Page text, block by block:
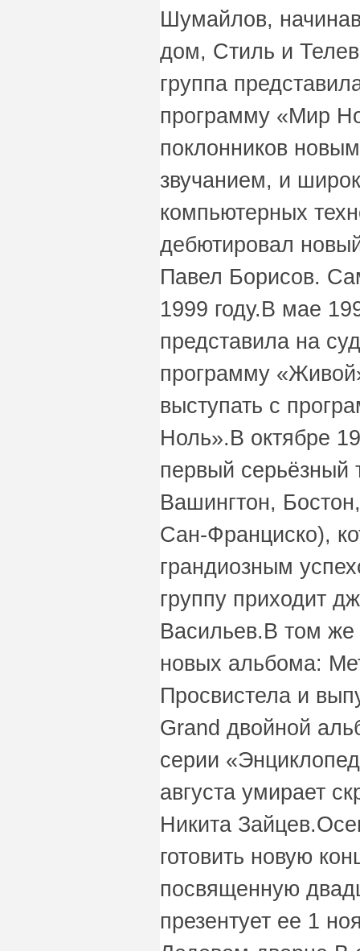
Шумайлов,
дом, Стиль и
группа
программу «Мир
поклонников
звучанием, и
компьютерных
дебютировал
Павел Борисов.
1999 году.В мае
представила на
программу
выступать с
Ноль».В октябре
первый
Вашингтон,
Сан-Франциско),
грандиозным
группу приходит
Васильев.В том
новых альбома:
Просвистела и
Grand двойной
серии
августа умирает
Никита
готовить новую
посвященную
презентует ее 1